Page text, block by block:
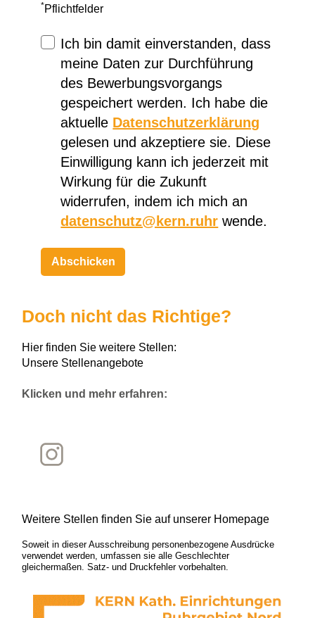
*Pflichtfelder
Ich bin damit einverstanden, dass
meine Daten zur Durchführung
des Bewerbungsvorgangs
gespeichert werden. Ich habe die
aktuelle Datenschutzerklärung
gelesen und akzeptiere sie. Diese
Einwilligung kann ich jederzeit mit
Wirkung für die Zukunft
widerrufen, indem ich mich an
datenschutz@kern.ruhr wende.
Doch nicht das Richtige?
Hier finden Sie weitere Stellen:
Unsere Stellenangebote
Klicken und mehr erfahren:
Weitere Stellen finden Sie auf unserer Homepage
Soweit in dieser Ausschreibung personenbezogene Ausdrücke
verwendet werden, umfassen sie alle Geschlechter
gleichermaßen. Satz- und Druckfehler vorbehalten.